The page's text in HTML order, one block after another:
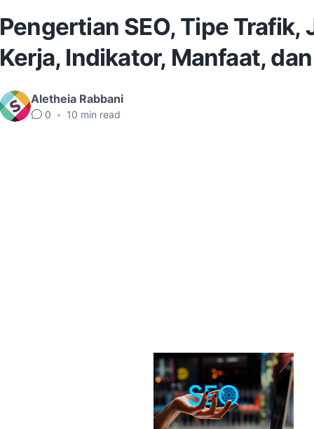
Pengertian SEO, Tipe Trafik,
Kerja, Indikator, Manfaat,
Aletheia Rabbani
0 • 10 min read